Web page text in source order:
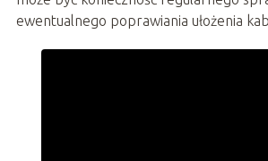
ewentualnego poprawiania ułożenia